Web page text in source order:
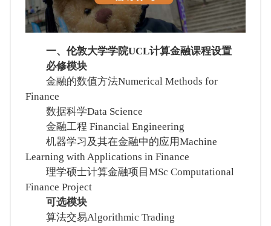
一、伦敦大学学院UCL计算金融课程设置
必修模块
金融的数值方法Numerical Methods for
Finance
数据科学Data Science
金融工程 Financial Engineering
机器学习及其在金融中的应用Machine
Learning with Applications in Finance
理学硕士计算金融项目MSc Computational
Finance Project
可选模块
算法交易Algorithmic Trading